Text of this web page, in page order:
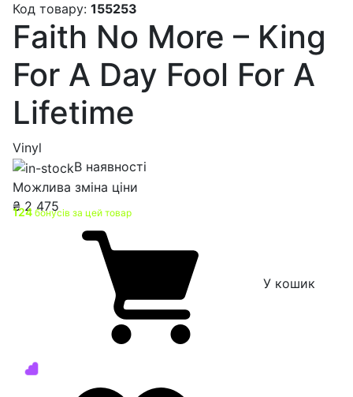
Код товару: 155253
Faith No More – King
For A Day Fool For A
Lifetime
Vinyl
В наявності
Можлива зміна ціни
₴2 475
124 бонусів за цей товар
У кошик